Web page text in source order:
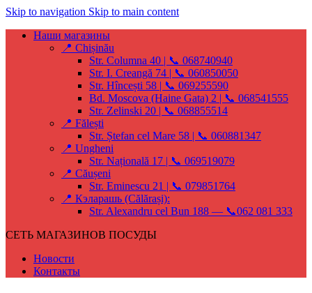
Skip to navigation Skip to main content
Наши магазины
📍 Chișinău
Str. Columna 40 | 📞 068740940
Str. I. Creangă 74 | 📞 060850050
Str. Hîncești 58 | 📞 069255590
Bd. Moscova (Haine Gata) 2 | 📞 068541555
Str. Zelinski 20 | 📞 068855514
📍 Fălești
Str. Ștefan cel Mare 58 | 📞 060881347
📍 Ungheni
Str. Națională 17 | 📞 069519079
📍 Căușeni
Str. Eminescu 21 | 📞 079851764
📍 Кэларашь (Călărași):
Str. Alexandru cel Bun 188 — 📞062 081 333
СЕТЬ МАГАЗИНОВ ПОСУДЫ
Новости
Контакты